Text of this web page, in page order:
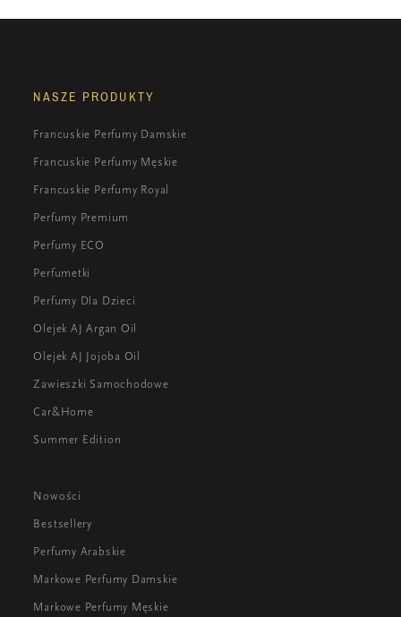
NASZE PRODUKTY
Francuskie Perfumy Damskie
Francuskie Perfumy Męskie
Francuskie Perfumy Royal
Perfumy Premium
Perfumy ECO
Perfumetki
Perfumy Dla Dzieci
Olejek AJ Argan Oil
Olejek AJ Jojoba Oil
Zawieszki Samochodowe
Car&Home
Summer Edition
Nowości
Bestsellery
Perfumy Arabskie
Markowe Perfumy Damskie
Markowe Perfumy Męskie